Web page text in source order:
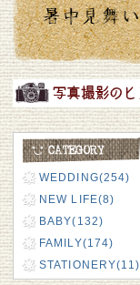
WEDDING(254)
NEW LIFE(8)
BABY(132)
FAMILY(174)
STATIONERY(11)